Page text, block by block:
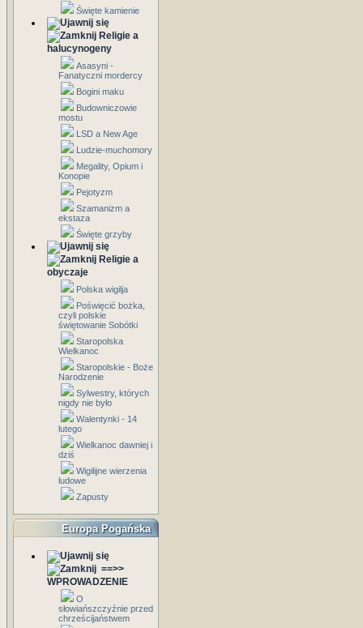
Święte kamienie
Religie a
halucynogeny
Asasyni -
Fanatyczni mordercy
Bogini maku
Budowniczowie
mostu
LSD a New Age
Ludzie-muchomory
Megality, Opium i
Konopie
Pejotyzm
Szamanizm a
ekstaza
Święte grzyby
Religie a
obyczaje
Polska wigilja
Poświęcić bożka,
czyli polskie
świętowanie Sobótki
Staropolska
Wielkanoc
Staropolskie - Boże
Narodzenie
Sylwestry, których
nigdy nie było
Walentynki - 14
lutego
Wielkanoc dawniej i
dziś
Wigilijne wierzenia
ludowe
Zapusty
Europa Pogańska
==>>
WPROWADZENIE
O
słowiańszczyźnie przed
chrześcijaństwem